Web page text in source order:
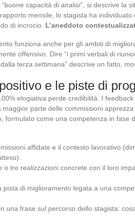
capacità di analisi”, si descrive la
mensile, lo stagista ha individuato
di incrocio. L’aneddoto
funziona anche per gli ambiti di
offensivo. Dire “i primi verbali di
terza settimana” descrive un fatto,
e le piste di
elogiativa perde credibilità. I
maggior parte delle commissioni
formulato come una competenza in fase
affidate e il contesto lavorativo
o tre realizzazioni concrete con il loro
pista di miglioramento legata a una
una frase sul percorso dello stagista: